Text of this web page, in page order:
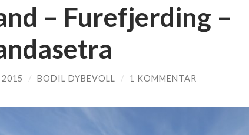
– Furefjerding –
2015 / BODIL DYBEVOLL / 1 KOMMENTAR